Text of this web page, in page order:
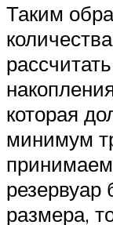
Таким
которая
минимум
резервуар
размера,